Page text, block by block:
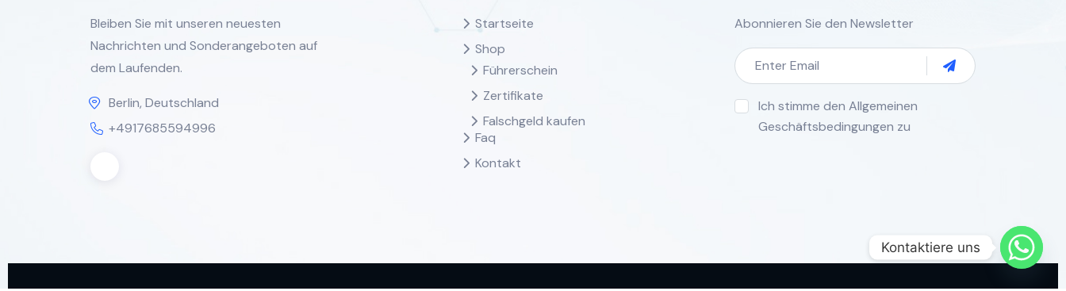
Bleiben Sie mit unseren neuesten
Nachrichten und Sonderangeboten auf
dem Laufenden.
Berlin, Deutschland
+4917685594996
Startseite
Shop
Führerschein
Zertifikate
Falschgeld kaufen
Faq
Kontakt
Abonnieren Sie den Newsletter
Ich stimme den Allgemeinen
Geschäftsbedingungen zu
Kontaktiere uns